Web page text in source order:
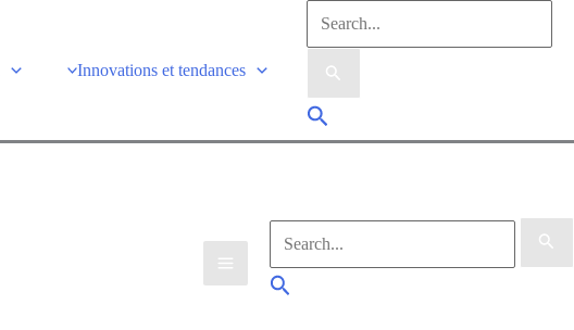
Innovations et tendances